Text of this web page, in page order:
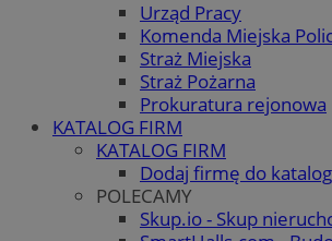
Urząd Pracy
Komenda Miejska
Straż Miejska
Straż Pożarna
Prokuratura rejonowa
KATALOG FIRM
KATALOG FIRM
Dodaj firmę do
POLECAMY
Skup.io - Skup